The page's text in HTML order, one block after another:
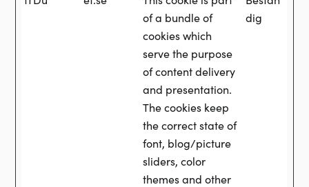
of a bundle of
cookies which
serve the purpose
of content delivery
and presentation.
The cookies keep
the correct state of
font, blog/picture
sliders, color
themes and other
dig